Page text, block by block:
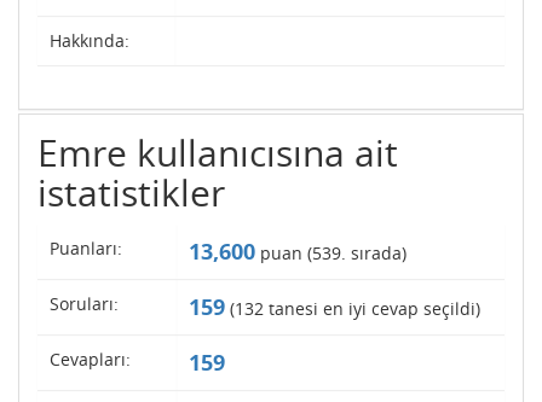
Hakkında:
Emre kullanıcısına ait
istatistikler
Puanları: 13,600 puan (539. sırada)
Soruları: 159 (132 tanesi en iyi cevap seçildi)
Cevapları: 159